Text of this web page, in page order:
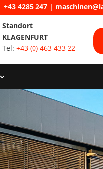
+43 4285 247|
Standort
KLAGENFURT
Tel: +43 (0) 463 433 22